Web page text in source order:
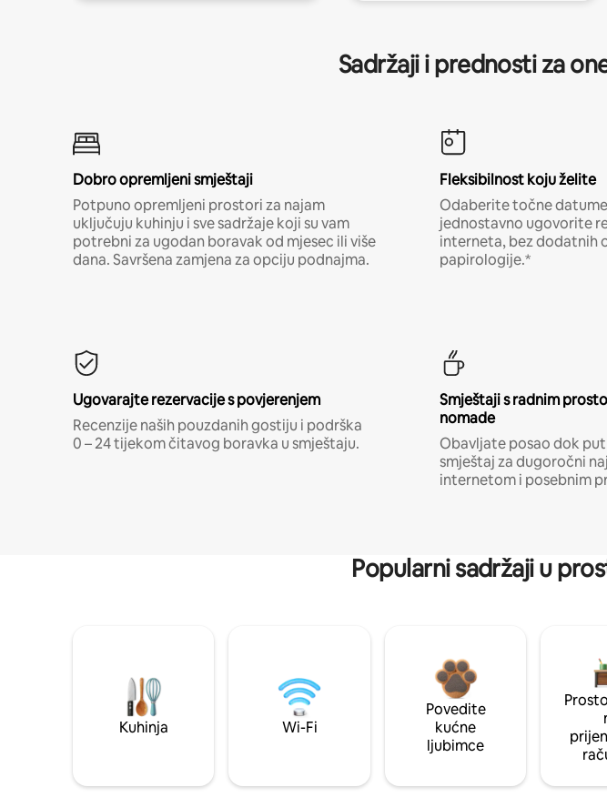
Sadržaji i prednosti za
Dobro opremljeni smještaji
Potpuno opremljeni prostori za najam
uključuju kuhinju i sve sadržaje koji su vam
potrebni za ugodan boravak od mjesec ili više
dana. Savršena zamjena za opciju podnajma.
Fleksibilnost koju želite
Odaberite točne
jednostavno ugovorite
interneta, bez dodatnih
papirologije.*
Ugovarajte rezervacije s povjerenjem
Recenzije naših pouzdanih gostiju i podrška
0 – 24 tijekom čitavog boravka u smještaju.
Smještaji s radnim
nomade
Obavljate posao dok
smještaj za dugoročni
internetom i posebnim
Popularni sadržaji u
Kuhinja Wi-Fi
Povedite
kućne
ljubimce